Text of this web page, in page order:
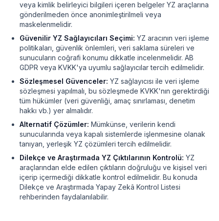
veya kimlik belirleyici bilgileri içeren belgeler YZ araçlarına
gönderilmeden önce anonimleştirilmeli veya
maskelenmelidir.
Güvenilir YZ Sağlayıcıları Seçimi: YZ aracının veri işleme
politikaları, güvenlik önlemleri, veri saklama süreleri ve
sunucuların coğrafi konumu dikkatle incelenmelidir. AB
GDPR veya KVKK'ya uyumlu sağlayıcılar tercih edilmelidir.
Sözleşmesel Güvenceler: YZ sağlayıcısı ile veri işleme
sözleşmesi yapılmalı, bu sözleşmede KVKK'nın gerektirdiği
tüm hükümler (veri güvenliği, amaç sınırlaması, denetim
hakkı vb.) yer almalıdır.
Alternatif Çözümler: Mümkünse, verilerin kendi
sunucularında veya kapalı sistemlerde işlenmesine olanak
tanıyan, yerleşik YZ çözümleri tercih edilmelidir.
Dilekçe ve Araştırmada YZ Çıktılarının Kontrolü: YZ
araçlarından elde edilen çıktıların doğruluğu ve kişisel veri
içerip içermediği dikkatle kontrol edilmelidir. Bu konuda
Dilekçe ve Araştırmada Yapay Zekâ Kontrol Listesi
rehberinden faydalanılabilir.